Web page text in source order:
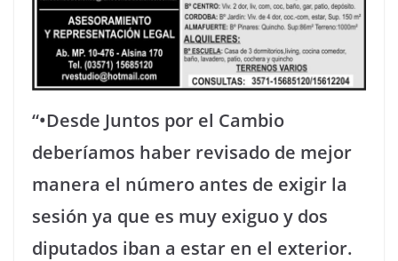
“•Desde Juntos por el Cambio
deberíamos haber revisado de mejor
manera el número antes de exigir la
sesión ya que es muy exiguo y dos
diputados iban a estar en el exterior.